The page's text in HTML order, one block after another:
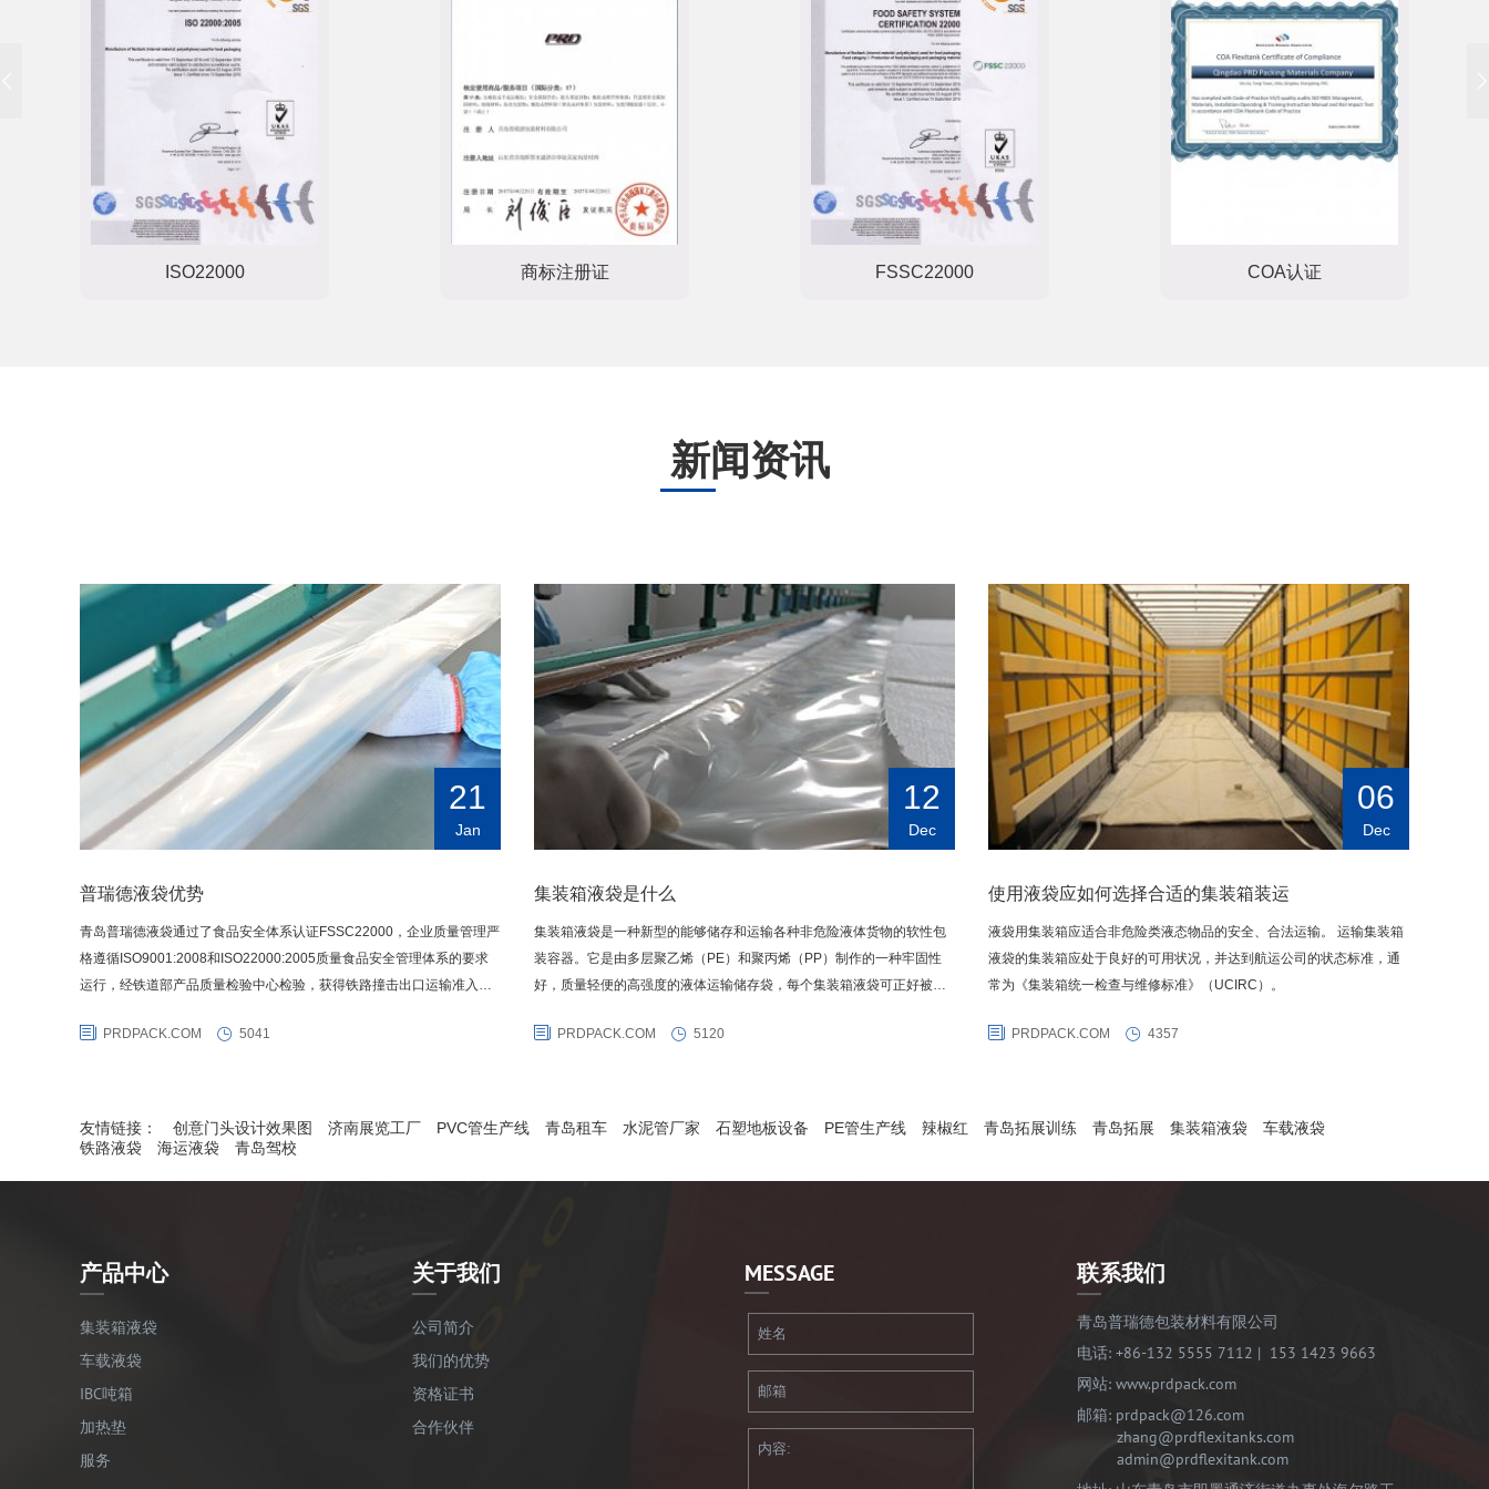
ISO22000 商标注册证 FSSC22000 COA认证
新闻资讯
21
Jan
普瑞德液袋优势
青岛普瑞德液袋通过了食品安全体系认证FSSC22000，企业质量管理严
格遵循ISO9001:2008和ISO22000:2005质量食品安全管理体系的要求
运行，经铁道部产品质量检验中心检验，获得铁路撞击出口运输准入资
（TTCL）国际COA铁路撞击试验和生产检测审核，同时荣获FQML集装
PRDPACK.COM 5041
12
Dec
集装箱液袋是什么
集装箱液袋是一种新型的能够储存和运输各种非危险液体货物的软性包
装容器。它是由多层聚乙烯（PE）和聚丙烯（PP）制作的一种牢固性
好，质量轻便的高强度的液体运输储存袋，每个集装箱液袋可正好被置
000公升液体，将其铺设在标准集装箱内,灌入液体,旋紧灌装口并关闭箱
PRDPACK.COM 5120
06
Dec
使用液袋应如何选择合适的集装箱装运
液袋用集装箱应适合非危险类液态物品的安全、合法运输。 运输集装箱
液袋的集装箱应处于良好的可用状况，并达到航运公司的状态标准，通
常为《集装箱统一检查与维修标准》（UCIRC）。
PRDPACK.COM 4357
友情链接： 创意门头设计效果图 济南展览工厂 PVC管生产线 青岛租车 水泥管厂家 石塑地板设备 PE管生产线 辣椒红 青岛拓展训练 青岛拓展 集装箱液袋
车载液袋
铁路液袋
海运液袋 青岛驾校
产品中心
集装箱液袋
车载液袋
IBC吨箱
加热垫
服务
关于我们
公司简介
我们的优势
资格证书
合作伙伴
MESSAGE 联系我们
青岛普瑞德包装材料有限公司
电话: +86-132 5555 7112 | 153 1423 9663
网站: www.prdpack.com
邮箱: prdpack@126.com
zhang@prdflexitanks.com
admin@prdflexitank.com